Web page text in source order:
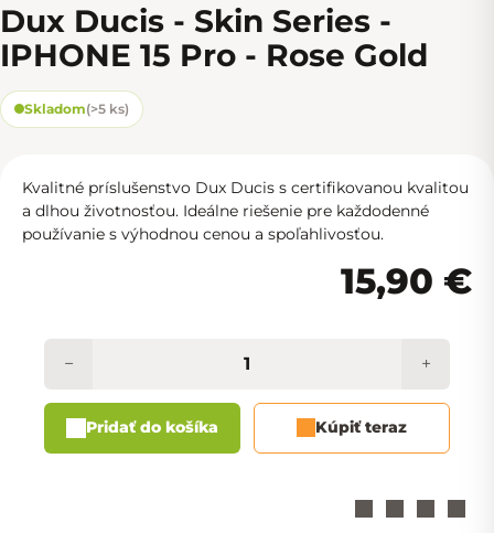
Dux Ducis - Skin Series -
IPHONE 15 Pro - Rose Gold
Skladom(>5 ks)
Kvalitné príslušenstvo Dux Ducis s certifikovanou kvalitou
a dlhou životnosťou. Ideálne riešenie pre každodenné
používanie s výhodnou cenou a spoľahlivosťou.
15,90 €
+
−
Pridať do košíka Kúpiť teraz